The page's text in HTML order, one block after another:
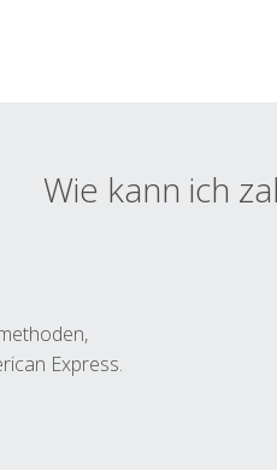
Wie kann ich
Express.